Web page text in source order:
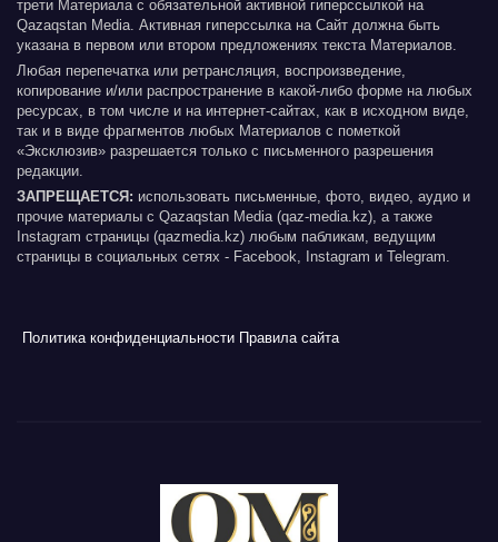
трети Материала с обязательной активной гиперссылкой на
Qazaqstan Media. Активная гиперссылка на Сайт должна быть
указана в первом или втором предложениях текста Материалов.
Любая перепечатка или ретрансляция, воспроизведение,
копирование и/или распространение в какой-либо форме на любых
ресурсах, в том числе и на интернет-сайтах, как в исходном виде,
так и в виде фрагментов любых Материалов с пометкой
«Эксклюзив» разрешается только с письменного разрешения
редакции.
ЗАПРЕЩАЕТСЯ: использовать письменные, фото, видео, аудио и
прочие материалы с Qazaqstan Media (qaz-media.kz), а также
Instagram страницы (qazmedia.kz) любым пабликам, ведущим
страницы в социальных сетях - Facebook, Instagram и Telegram.
Политика конфиденциальности Правила сайта